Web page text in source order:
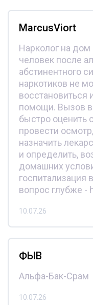
MarcusViort
Нарколог на
человек после
абстинентного
наркотиков не
помощи. Вызов
быстро оценить
провести
назначить
и определить,
домашних
госпитализация
вопрос глубже -
10.07.26
ФЫВ
Альфа-Бак-Срам
10.07.26